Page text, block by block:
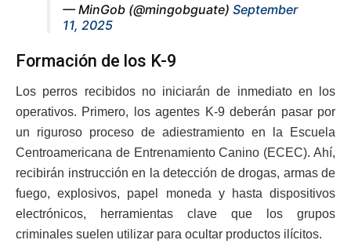
— MinGob (@mingobguate) September
11, 2025
Formación de los K-9
Los perros recibidos no iniciarán de inmediato en los
operativos. Primero, los agentes K-9 deberán pasar por
un riguroso proceso de adiestramiento en la Escuela
Centroamericana de Entrenamiento Canino (ECEC). Ahí,
recibirán instrucción en la detección de drogas, armas de
fuego, explosivos, papel moneda y hasta dispositivos
electrónicos, herramientas clave que los grupos
criminales suelen utilizar para ocultar productos ilícitos.